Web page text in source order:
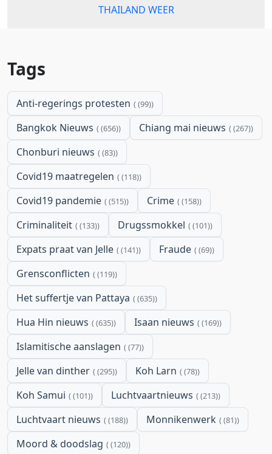
THAILAND WEER
Tags
Anti-regerings protesten (99)
Bangkok Nieuws (656) Chiang mai nieuws (267)
Chonburi nieuws (83)
Covid19 maatregelen (118)
Covid19 pandemie (515) Crime (158)
Criminaliteit (133) Drugssmokkel (101)
Expats praat van Jelle (141) Fraude (69)
Grensconflicten (119)
Het suffertje van Pattaya (635)
Hua Hin nieuws (635) Isaan nieuws (169)
Islamitische aanslagen (77)
Jelle van dinther (295) Koh Larn (78)
Koh Samui (101) Luchtvaartnieuws (213)
Luchtvaart nieuws (188) Monnikenwerk (81)
Moord & doodslag (120)